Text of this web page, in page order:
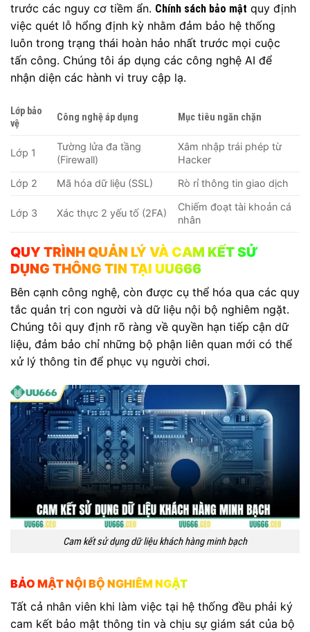
trước các nguy cơ tiềm ẩn. Chính sách bảo mật quy định
việc quét lỗ hổng định kỳ nhằm đảm bảo hệ thống
luôn trong trạng thái hoàn hảo nhất trước mọi cuộc
tấn công. Chúng tôi áp dụng các công nghệ AI để
nhận diện các hành vi truy cập lạ.
Lớp bảo
vệ
Công nghệ áp dụng Mục tiêu ngăn chặn
Lớp 1
Tường lửa đa tầng
(Firewall)
Xâm nhập trái phép từ
Hacker
Lớp 2
Mã hóa dữ liệu (SSL) Rò rỉ thông tin giao dịch
Lớp 3 Xác thực 2 yếu tố (2FA)
Chiếm đoạt tài khoản cá
nhân
QUY TRÌNH QUẢN LÝ VÀ CAM KẾT SỬ
DỤNG THÔNG TIN TẠI UU666
Bên cạnh công nghệ, còn được cụ thể hóa qua các quy
tắc quản trị con người và dữ liệu nội bộ nghiêm ngặt.
Chúng tôi quy định rõ ràng về quyền hạn tiếp cận dữ
liệu, đảm bảo chỉ những bộ phận liên quan mới có thể
xử lý thông tin để phục vụ người chơi.
Cam kết sử dụng dữ liệu khách hàng minh bạch
BẢO MẬT NỘI BỘ NGHIÊM NGẶT
Tất cả nhân viên khi làm việc tại hệ thống đều phải ký
cam kết bảo mật thông tin và chịu sự giám sát của bộ